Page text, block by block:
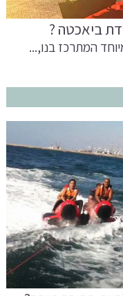
ביאכטה ?
המתרכז בנו,...